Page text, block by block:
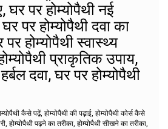
घर पर होम्योपैथी नई
पर होम्योपैथी दवा का
होम्योपैथी स्वास्थ्य
प्राकृतिक उपाय,
दवा, घर पर होम्योपैथी
कैसे पढ़ें, होम्योपैथी की पढ़ाई, होम्योपैथी कोर्स कैसे
होम्योपैथी पढ़ने का तरीका, होम्योपैथी सीखने का तरीका,